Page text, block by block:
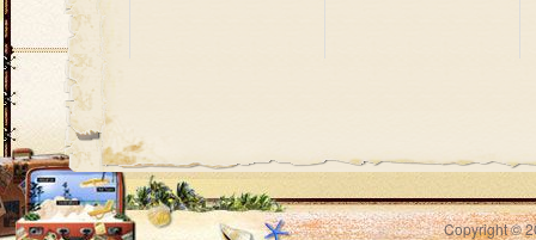
Copyright ©